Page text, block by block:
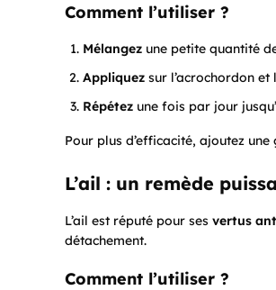
Comment l’utiliser ?
Mélangez une petite quantité
Appliquez sur l’acrochordon et
Répétez une fois par jour
Pour plus d’efficacité, ajoutez
L’ail : un remède
L’ail est réputé pour ses vertus
détachement.
Comment l’utiliser ?